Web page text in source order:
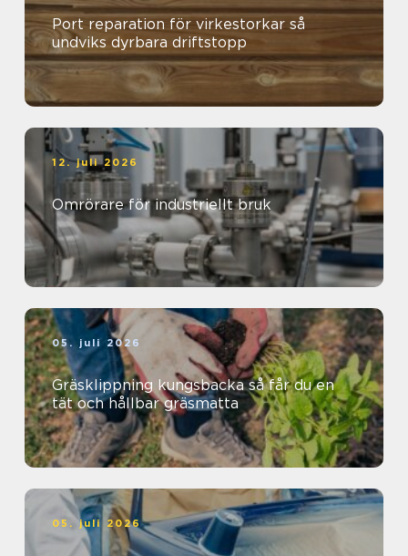
Port reparation för virkestorkar så
undviks dyrbara driftstopp
12. juli 2026
Omrörare för industriellt bruk
05. juli 2026
Gräsklippning kungsbacka så får du en
tät och hållbar gräsmatta
05. juli 2026